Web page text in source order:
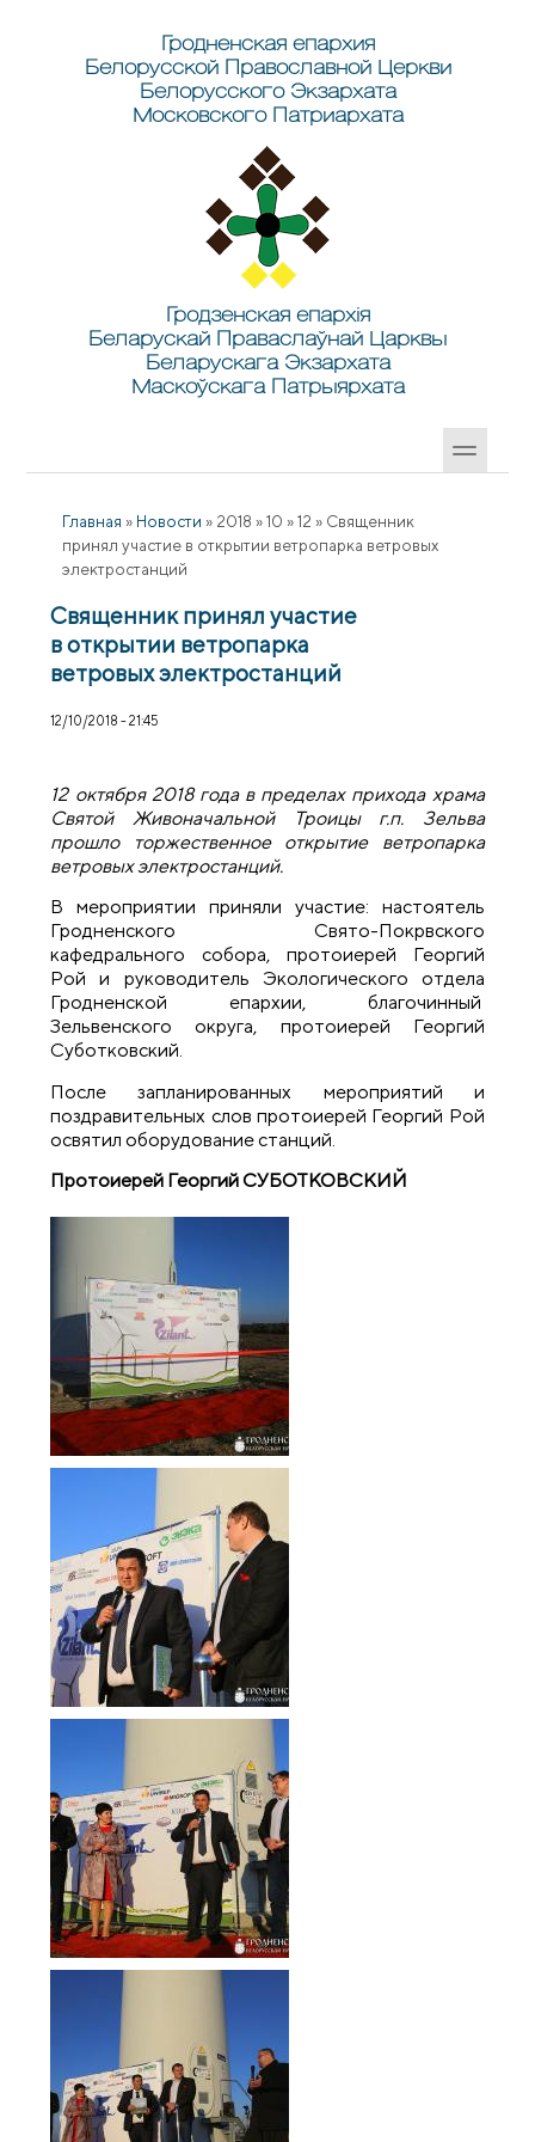
Гродненская епархия
Белорусской Православной Церкви
Белорусского Экзархата
Московского Патриархата
Гродзенская епархія
Беларускай Праваслаўнай Царквы
Беларускага Экзархата
Маскоўскага Патрыярхата
Главная » Новости » 2018 » 10 » 12 » Священник
принял участие в открытии ветропарка ветровых
электростанций
Священник принял участие
в открытии ветропарка
ветровых электростанций
12/10/2018 - 21:45
12 октября 2018 года в пределах прихода храма
Святой Живоначальной Троицы г.п. Зельва
прошло торжественное открытие ветропарка
ветровых электростанций.
В мероприятии приняли участие: настоятель
Гродненского Свято-Покрвского
кафедрального собора, протоиерей Георгий
Рой и руководитель Экологического отдела
Гродненской епархии, благочинный
Зельвенского округа, протоиерей Георгий
Суботковский.
После запланированных мероприятий и
поздравительных слов протоиерей Георгий Рой
освятил оборудование станций.
Протоиерей Георгий СУБОТКОВСКИЙ